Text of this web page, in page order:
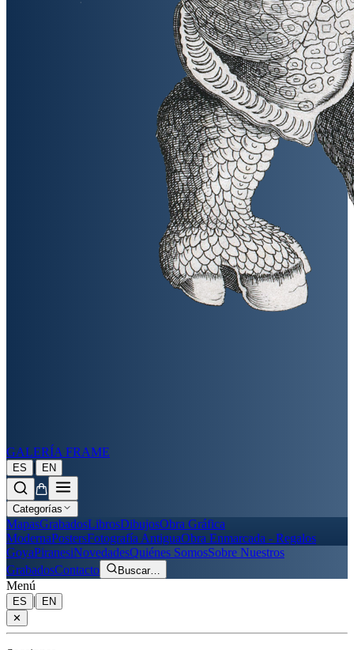
GALERÍA FRAME
ES | EN
Categorías
MapasGrabadosLibrosDibujosObra Gráfica
ModernaPostersFotografía AntiguaObra Enmarcada - Regalos
GoyaPiranesiNovedadesQuiénes SomosSobre Nuestros
GrabadosContacto Buscar…
Menú
ES |
EN
✕